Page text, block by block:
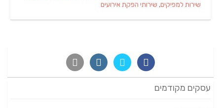
שירות למפיקים, שירותי הפקת אירועים
עסקים מקודמים